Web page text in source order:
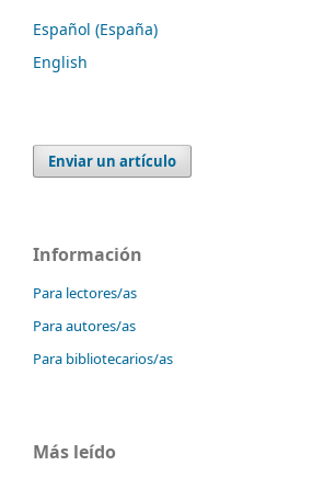
Español (España)
English
Enviar un artículo
Información
Para lectores/as
Para autores/as
Para bibliotecarios/as
Más leído